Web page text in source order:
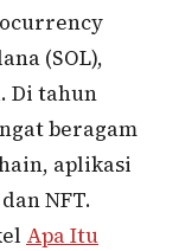
(SOL),
Di tahun
beragam
aplikasi
NFT.
Apa Itu